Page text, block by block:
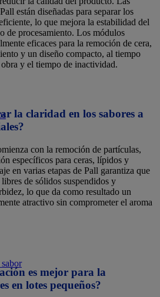
están diseñadas para separar los
lo que mejora la estabilidad del
de procesamiento. Los módulos
eficaces para la remoción de cera,
y un diseño compacto, al tiempo
y el tiempo de inactividad.
la claridad en los sabores a
con la remoción de partículas,
específicos para ceras, lípidos y
en varias etapas de Pall garantiza que
libres de sólidos suspendidos y
lo que da como resultado un
atractivo sin comprometer el aroma
es mejor para la
en lotes pequeños?